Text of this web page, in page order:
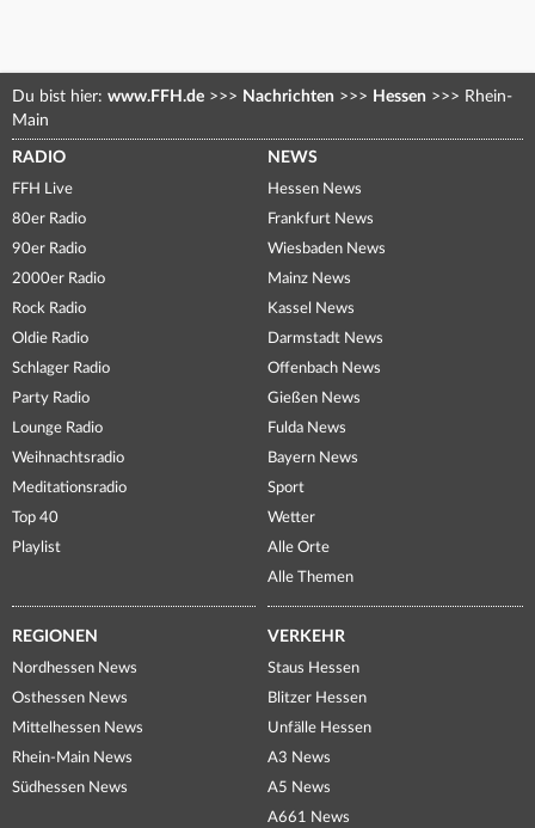
Du bist hier: www.FFH.de >>> Nachrichten >>> Hessen >>> Rhein-
Main
RADIO
FFH Live
80er Radio
90er Radio
2000er Radio
Rock Radio
Oldie Radio
Schlager Radio
Party Radio
Lounge Radio
Weihnachtsradio
Meditationsradio
Top 40
Playlist
NEWS
Hessen News
Frankfurt News
Wiesbaden News
Mainz News
Kassel News
Darmstadt News
Offenbach News
Gießen News
Fulda News
Bayern News
Sport
Wetter
Alle Orte
Alle Themen
REGIONEN
Nordhessen News
Osthessen News
Mittelhessen News
Rhein-Main News
Südhessen News
VERKEHR
Staus Hessen
Blitzer Hessen
Unfälle Hessen
A3 News
A5 News
A661 News